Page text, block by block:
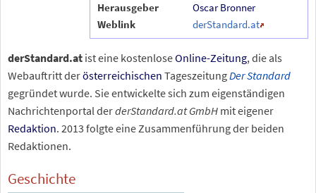
Herausgeber
Oscar Bronner
Weblink
derStandard.at
derStandard.at ist eine kostenloseOnline-Zeitung, die als
Webauftritt derösterreichischen TageszeitungDer Standard
gegründet wurde. Sie entwickelte sich zum eigenständigen
Nachrichtenportal derderStandard.at GmbH mit eigener
Redaktion. 2013 folgte eine Zusammenführung der beiden
Redaktionen.
Geschichte